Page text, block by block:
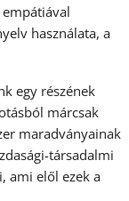
használata, a
egy részének
márcsak
maradványainak
társadalmi
ami elől ezek a